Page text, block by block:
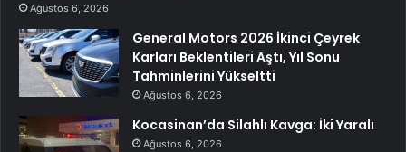
Ağustos 6, 2026
General Motors 2026 İkinci Çeyrek
Karları Beklentileri Aştı, Yıl Sonu
Tahminlerini Yükseltti
Ağustos 6, 2026
Kocasinan’da Silahlı Kavga: İki Yaralı
Ağustos 6, 2026